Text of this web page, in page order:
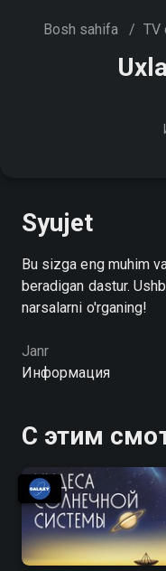
Bosh sahifa / TV
Syujet
Bu sizga eng muhim
beradigan dastur.
narsalarni o'rganing!
Janr
Информация
С этим